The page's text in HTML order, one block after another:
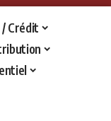
Crédit